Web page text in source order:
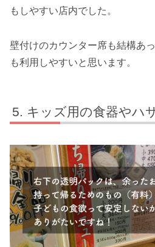
もしやすい店内でした。
壁付けのカウンター席も結構あ
も利用しやすいと思います。
キッズ用の食器やハ